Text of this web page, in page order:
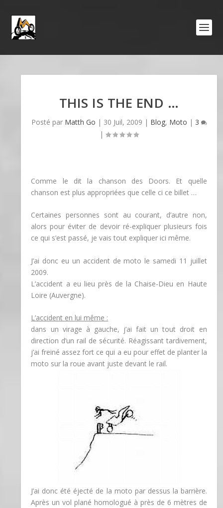
THIS IS THE END …
Posté par Matth Go | 30 Juil, 2009 | Blog, Moto | 3
|
Comme le dit la chanson des Doors. Et quelle
chanson est plus appropriées que celle ci ce billet …
Certaines personnes sont au courant, d’autre non,
alors pour éviter de devoir ré-expliquer plusieurs fois
ce qui s’est passé, je vais tout expliquer ici même.
J’ai donc eu un accident de moto le samedi 11 juillet
2009.
L’accident a eu lieu près de la Chaise-Dieu en Haute
Loire (Auvergne).
L’accident en lui même :
dans un virage à gauche, j’ai fait un tout droit en
direction d’un rail de sécurité. Réagissant tardivement,
j’ai freiné assez fort ce qui a eu pour effet de planter la
moto sur la roue avant juste devant le rail.
J’ai donc été éjecté de la moto par dessus la barrière.
Après un vol plané homologué à près de 6 mètres de